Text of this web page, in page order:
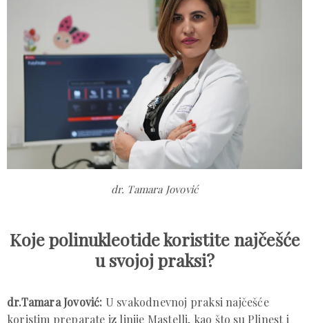
dr. Tamara Jovović
Koje polinukleotide koristite najčešće
u svojoj praksi?
dr.Tamara Jovović: U svakodnevnoj praksi najčešće
koristim preparate iz linije Mastelli, kao što su Plinest i